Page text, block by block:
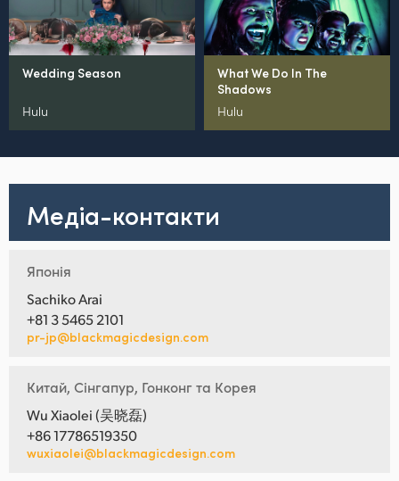
Wedding Season
Hulu
What We Do In The
Shadows
Hulu
Медіа-контакти
Японія
Sachiko Arai
+81 3 5465 2101
pr-jp@blackmagicdesign.com
Китай, Сінгапур, Гонконг та Корея
Wu Xiaolei (吴晓磊)
+86 17786519350
wuxiaolei@blackmagicdesign.com